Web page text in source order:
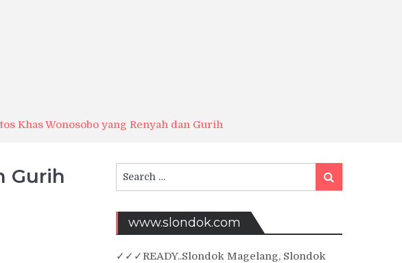
Khas Wonosobo yang Renyah dan Gurih
Gurih
Search
for:
Search
www.slondok.com
✓ ✓✓READY..Slondok Magelang, Slondok